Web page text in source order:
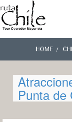
HOME
Punta de